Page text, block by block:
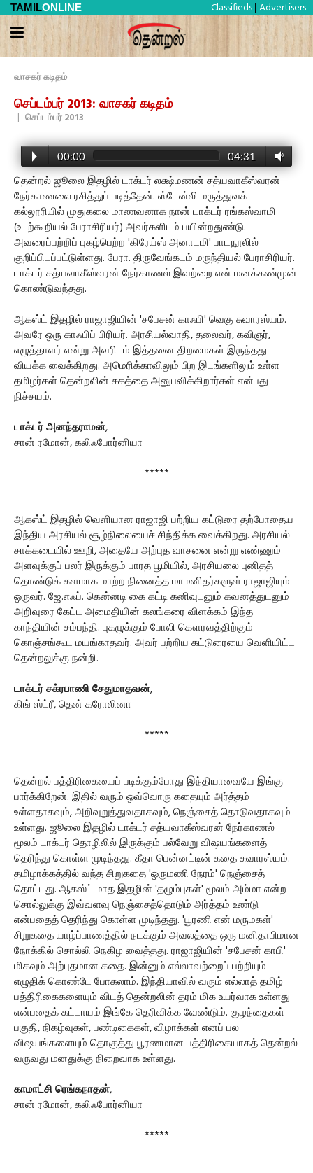
TAMILONLINE Classifieds | Advertisers
வாசகர் கடிதம்
செப்டம்பர் 2013: வாசகர் கடிதம்
| செப்டம்பர் 2013
00:00 04:31
தென்றல் ஜூலை இதழில் டாக்டர் லக்ஷ்மணன் சத்யவாகீஸ்வரன்
நேர்காணலை ரசித்துப் படித்தேன். ஸ்டேன்லி மருத்துவக்
கல்லூரியில் முதுகலை மாணவனாக நான் டாக்டர் ரங்கஸ்வாமி
(உடற்கூறியல் பேராசிரியர்) அவர்களிடம் பயின்றதுண்டு.
அவரைப்பற்றிப் புகழ்பெற்ற 'கிரேய்ஸ் அனாடமி' பாடநூலில்
குறிப்பிடப்பட்டுள்ளது. பேரா. திருவேங்கடம் மருந்தியல் பேராசிரியர்.
டாக்டர் சத்யவாகீஸ்வரன் நேர்காணல் இவற்றை என் மனக்கண்முன்
கொண்டுவந்தது.
ஆகஸ்ட் இதழில் ராஜாஜியின் 'சபேசன் காஃபி' வெகு சுவாரஸ்யம்.
அவரே ஒரு காஃபிப் பிரியர். அரசியல்வாதி, தலைவர், கவிஞர்,
எழுத்தாளர் என்று அவரிடம் இத்தனை திறமைகள் இருந்தது
வியக்க வைக்கிறது. அமெரிக்காவிலும் பிற இடங்களிலும் உள்ள
தமிழர்கள் தென்றலின் சுகத்தை அனுபவிக்கிறார்கள் என்பது
நிச்சயம்.
டாக்டர் அனந்தராமன்,
சான் ரமோன், கலிஃபோர்னியா
*****
ஆகஸ்ட் இதழில் வெளியான ராஜாஜி பற்றிய கட்டுரை தற்போதைய
இந்திய அரசியல் சூழ்நிலையைச் சிந்திக்க வைக்கிறது. அரசியல்
சாக்கடையில் ஊறி, அதையே அற்புத வாசனை என்று எண்ணும்
அளவுக்குப் பலர் இருக்கும் பாரத பூமியில், அரசியலை புனிதத்
தொண்டுக் களமாக மாற்ற நினைத்த மாமனிதர்களுள் ராஜாஜியும்
ஒருவர். ஜே.எஃப். கென்னடி கை கட்டி கனிவுடனும் கவனத்துடனும்
அறிவுரை கேட்ட அமைதியின் கலங்கரை விளக்கம் இந்த
காந்தியின் சம்பந்தி. புகழுக்கும் போலி கௌரவத்திற்கும்
கொஞ்சங்கூட மயங்காதவர். அவர் பற்றிய கட்டுரையை வெளியிட்ட
தென்றலுக்கு நன்றி.
டாக்டர் சக்ரபாணி சேதுமாதவன்,
கிங் ஸ்ட்ரீ, தென் கரோலினா
*****
தென்றல் பத்திரிகையைப் படிக்கும்போது இந்தியாவையே இங்கு
பார்க்கிறேன். இதில் வரும் ஒவ்வொரு கதையும் அர்த்தம்
உள்ளதாகவும், அறிவுறுத்துவதாகவும், நெஞ்சைத் தொடுவதாகவும்
உள்ளது. ஜூலை இதழில் டாக்டர் சத்யவாகீஸ்வரன் நேர்காணல்
மூலம் டாக்டர் தொழிலில் இருக்கும் பல்வேறு விஷயங்களைத்
தெரிந்து கொள்ள முடிந்தது. கீதா பென்னட்டின் கதை சுவாரஸ்யம்.
தமிழாக்கத்தில் வந்த சிறுகதை 'ஒருமணி நேரம்' நெஞ்சைத்
தொட்டது. ஆகஸ்ட் மாத இதழின் 'தழும்புகள்' மூலம் அம்மா என்ற
சொல்லுக்கு இவ்வளவு நெஞ்சைத்தொடும் அர்த்தம் உண்டு
என்பதைத் தெரிந்து கொள்ள முடிந்தது. 'பூரணி என் மருமகள்'
சிறுகதை யாழ்ப்பாணத்தில் நடக்கும் அவலத்தை ஒரு மனிதாபிமான
நோக்கில் சொல்லி நெகிழ வைத்தது. ராஜாஜியின் 'சபேசன் காபி'
மிகவும் அற்புதமான கதை. இன்னும் எல்லாவற்றைப் பற்றியும்
எழுதிக் கொண்டே போகலாம். இந்தியாவில் வரும் எல்லாத் தமிழ்
பத்திரிகைகளையும் விடத் தென்றலின் தரம் மிக உயர்வாக உள்ளது
என்பதைக் கட்டாயம் இங்கே தெரிவிக்க வேண்டும். குழந்தைகள்
பகுதி, நிகழ்வுகள், பண்டிகைகள், விழாக்கள் எனப் பல
விஷயங்களையும் தொகுத்து பூரணமான பத்திரிகையாகத் தென்றல்
வருவது மனதுக்கு நிறைவாக உள்ளது.
காமாட்சி ரெங்கநாதன்,
சான் ரமோன், கலிஃபோர்னியா
*****